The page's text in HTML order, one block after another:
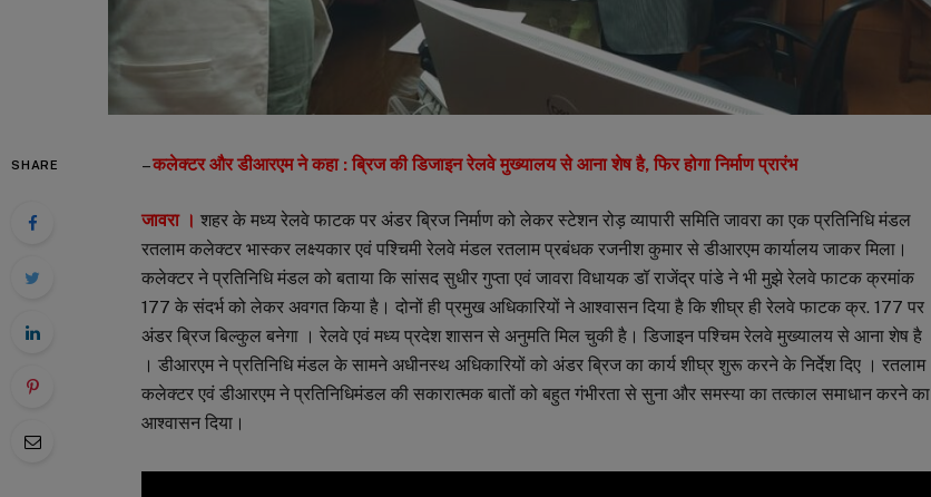
SHARE –कलेक्टर और डीआरएम ने कहा : ब्रिज की डिजाइन रेलवे मुख्यालय से आना शेष है, फिर होगा निर्माण प्रारंभ
जावरा । शहर के मध्य रेलवे फाटक पर अंडर ब्रिज निर्माण को लेकर स्टेशन रोड़ व्यापारी समिति जावरा का एक प्रतिनिधि मंडल
रतलाम कलेक्टर भास्कर लक्ष्यकार एवं पश्चिमी रेलवे मंडल रतलाम प्रबंधक रजनीश कुमार से डीआरएम कार्यालय जाकर मिला।
कलेक्टर ने प्रतिनिधि मंडल को बताया कि सांसद सुधीर गुप्ता एवं जावरा विधायक डॉ राजेंद्र पांडे ने भी मुझे रेलवे फाटक क्रमांक
177 के संदर्भ को लेकर अवगत किया है। दोनों ही प्रमुख अधिकारियों ने आश्वासन दिया है कि शीघ्र ही रेलवे फाटक क्र. 177 पर
अंडर ब्रिज बिल्कुल बनेगा । रेलवे एवं मध्य प्रदेश शासन से अनुमति मिल चुकी है। डिजाइन पश्चिम रेलवे मुख्यालय से आना शेष है
। डीआरएम ने प्रतिनिधि मंडल के सामने अधीनस्थ अधिकारियों को अंडर ब्रिज का कार्य शीघ्र शुरू करने के निर्देश दिए । रतलाम
कलेक्टर एवं डीआरएम ने प्रतिनिधिमंडल की सकारात्मक बातों को बहुत गंभीरता से सुना और समस्या का तत्काल समाधान करने का
आश्वासन दिया।